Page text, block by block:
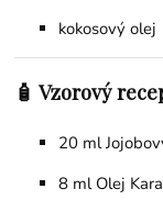
kokosový olej
🧴 Vzorový
20 ml
8 ml Olej